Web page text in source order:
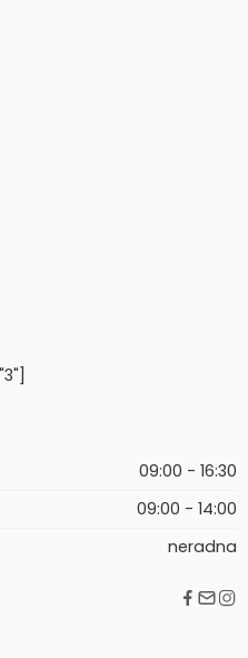
09:00 - 16:30
09:00 - 14:00
neradna